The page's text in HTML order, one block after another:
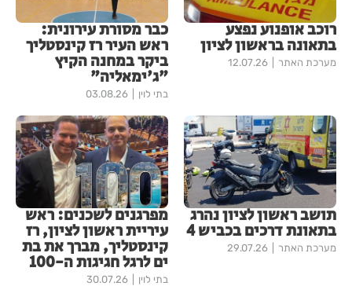
רוכב אופנוע נפצע
בתאונה בראשון לציון
מערכת האתר 12.07.26
כבר מסורת עירונית:
ראש העיר רז קינסטליך
ביקר במחנה הקיץ
"ג'ימאליה"
בתי לוין 03.08.26
תושב ראשון לציון נהרג
בתאונת דרכים בכביש 4
מערכת האתר 29.07.26
מפרגנים לשכנים: ראש
עיריית ראשון לציון, רז
קינסטליך, מברך את בת
ים לרגל חגיגות ה-100
בתי לוין 30.07.26